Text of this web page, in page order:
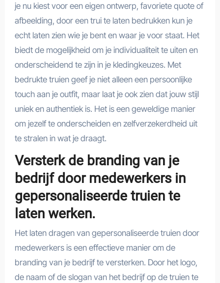
je nu kiest voor een eigen ontwerp, favoriete quote of
afbeelding, door een trui te laten bedrukken kun je
echt laten zien wie je bent en waar je voor staat. Het
biedt de mogelijkheid om je individualiteit te uiten en
onderscheidend te zijn in je kledingkeuzes. Met
bedrukte truien geef je niet alleen een persoonlijke
touch aan je outfit, maar laat je ook zien dat jouw stijl
uniek en authentiek is. Het is een geweldige manier
om jezelf te onderscheiden en zelfverzekerdheid uit
te stralen in wat je draagt.
Versterk de branding van je
bedrijf door medewerkers in
gepersonaliseerde truien te
laten werken.
Het laten dragen van gepersonaliseerde truien door
medewerkers is een effectieve manier om de
branding van je bedrijf te versterken. Door het logo,
de naam of de slogan van het bedrijf op de truien te